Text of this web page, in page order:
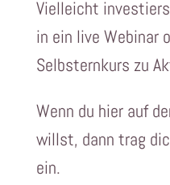
Vielleicht
in ein live Webinar
Selbsternkurs zu
Wenn du hier auf
willst, dann trag
ein.